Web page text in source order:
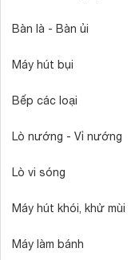
Bàn là - Bàn ủi
Máy hút bụi
Bếp các loại
Lò nướng - Vỉ nướng
Lò vi sóng
Máy hút khói, khử mùi
Máy làm bánh